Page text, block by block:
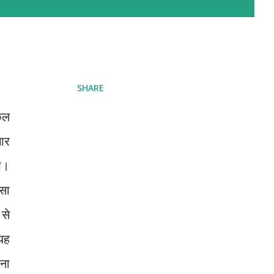
से
SHARE